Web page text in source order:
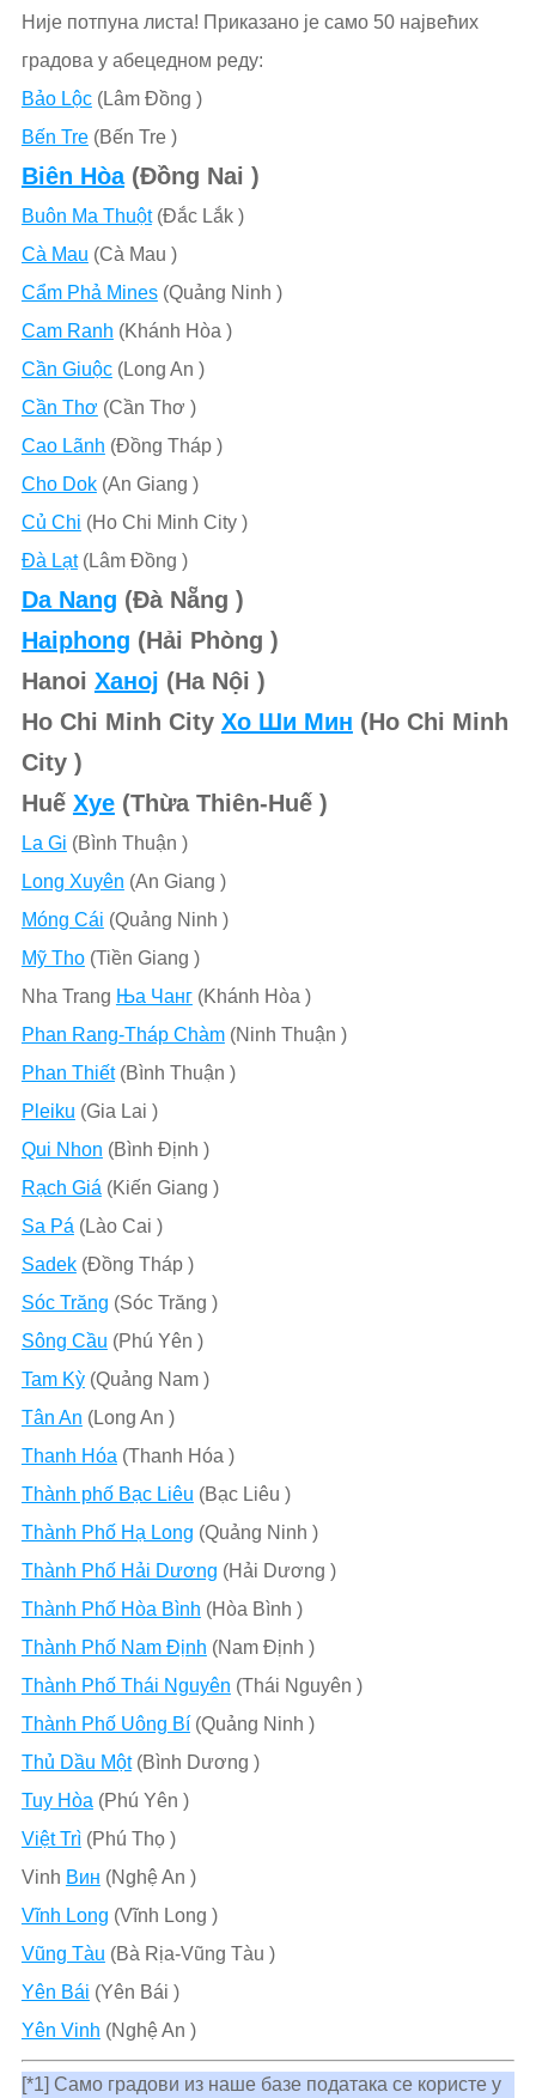
Није потпуна листа! Приказано је само 50 највећих
градова у абецедном реду:
Bảo Lộc(Lâm Đồng )
Bến Tre(Bến Tre )
Biên Hòa(Đồng Nai )
Buôn Ma Thuột(Ðắc Lắk )
Cà Mau (Cà Mau )
Cẩm Phả Mines(Quảng Ninh )
Cam Ranh (Khánh Hòa )
Cần Giuộc(Long An )
Cần Thơ (Cần Thơ )
Cao Lãnh (Đồng Tháp )
Cho Dok(An Giang )
Củ Chi (Ho Chi Minh City )
Ðà Lạt(Lâm Đồng )
Da Nang (Đà Nẵng )
Haiphong (Hải Phòng )
Hanoi Ханој (Ha Nội )
Ho Chi Minh City Хо Ши Мин (Ho Chi Minh
City )
Huế Хуе(Thừa Thiên-Huế )
La Gi (Bình Thuận )
Long Xuyên (An Giang )
Móng Cái (Quảng Ninh )
Mỹ Tho(Tiền Giang )
Nha Trang Ња Чанг(Khánh Hòa )
Phan Rang-Tháp Chàm(Ninh Thuận )
Phan Thiết(Bình Thuận )
Pleiku (Gia Lai )
Qui Nhon (Bình Định )
Rạch Giá (Kiến Giang )
Sa Pá (Lào Cai )
Sadek(Đồng Tháp )
Sóc Trăng (Sóc Trăng )
Sông Cầu (Phú Yên )
Tam Kỳ(Quảng Nam )
Tân An (Long An )
Thanh Hóa (Thanh Hóa )
Thành phố Bạc Liêu (Bạc Liêu )
Thành Phố Hạ Long (Quảng Ninh )
Thành Phố Hải Dương (Hải Dương )
Thành Phố Hòa Bình (Hòa Bình )
Thành Phố Nam Định (Nam Định )
Thành Phố Thái Nguyên (Thái Nguyên )
Thành Phố Uông Bí(Quảng Ninh )
Thủ Dầu Một(Bình Dương )
Tuy Hòa (Phú Yên )
Việt Trì(Phú Thọ )
Vinh Вин (Nghệ An )
Vĩnh Long (Vĩnh Long )
Vũng Tàu (Bà Rịa-Vũng Tàu )
Yên Bái (Yên Bái )
Yên Vinh (Nghệ An )
[*1] Само градови из наше базе података се користе у